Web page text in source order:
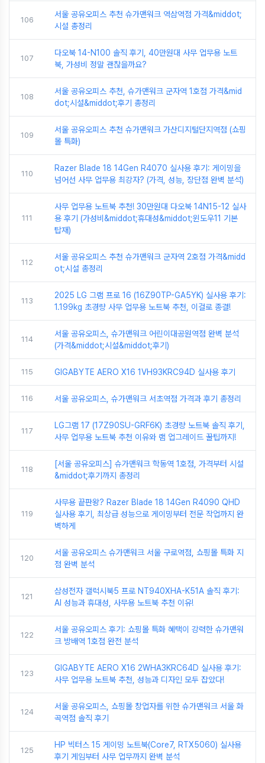
106
서울 공유오피스 추천 슈가맨워크 역삼역점 가격&middot;
시설 총정리
107
다오북 14-N100 솔직 후기, 40만원대 사무 업무용 노트
북, 가성비 정말 괜찮을까요?
108
서울 공유오피스 추천, 슈가맨워크 군자역 1호점 가격&mid
dot;시설&middot;후기 총정리
109
서울 공유오피스 추천 슈가맨워크 가산디지털단지역점 (쇼핑
몰 특화)
110
Razer Blade 18 14Gen R4070 실사용 후기: 게이밍을
넘어선 사무 업무용 최강자? (가격, 성능, 장단점 완벽 분석)
111
사무 업무용 노트북 추천! 30만원대 다오북 14N15-12 실사
용 후기 (가성비&middot;휴대성&middot;윈도우11 기본
탑재)
112
서울 공유오피스 추천 슈가맨워크 군자역 2호점 가격&midd
ot;시설 총정리
113
2025 LG 그램 프로 16 (16Z90TP-GA5YK) 실사용 후기:
1.199kg 초경량 사무 업무용 노트북 추천, 이걸로 종결!
114
서울 공유오피스, 슈가맨워크 어린이대공원역점 완벽 분석
(가격&middot;시설&middot;후기)
115 GIGABYTE AERO X16 1VH93KRC94D 실사용 후기
116 서울 공유오피스, 슈가맨워크 서초역점 가격과 후기 총정리
117
LG그램 17 (17Z90SU-GRF6K) 초경량 노트북 솔직 후기,
사무 업무용 노트북 추천 이유와 램 업그레이드 꿀팁까지!
118
[서울 공유오피스] 슈가맨워크 학동역 1호점, 가격부터 시설
&middot;후기까지 총정리
119
사무용 끝판왕? Razer Blade 18 14Gen R4090 QHD
실사용 후기, 최상급 성능으로 게이밍부터 전문 작업까지 완
벽하게
120
서울 공유오피스 슈가맨워크 서울 구로역점, 쇼핑몰 특화 지
점 완벽 분석
121
삼성전자 갤럭시북5 프로 NT940XHA-K51A 솔직 후기:
AI 성능과 휴대성, 사무용 노트북 추천 이유!
122
서울 공유오피스 후기: 쇼핑몰 특화 혜택이 강력한 슈가맨워
크 방배역 1호점 완전 분석
123
GIGABYTE AERO X16 2WHA3KRC64D 실사용 후기:
사무 업무용 노트북 추천, 성능과 디자인 모두 잡았다!
124
서울 공유오피스, 쇼핑몰 창업자를 위한 슈가맨워크 서울 화
곡역점 솔직 후기
125
HP 빅터스 15 게이밍 노트북(Core7, RTX5060) 실사용
후기 게임부터 사무 업무까지 완벽 분석